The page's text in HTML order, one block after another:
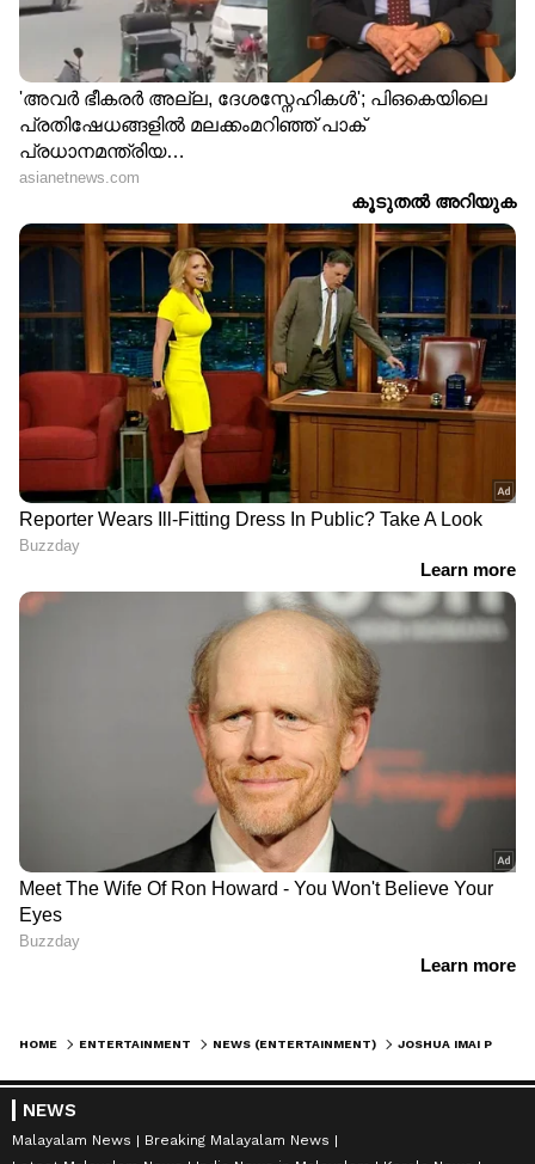
HOME ENTERTAINMENT NEWS (ENTERTAINMENT)
NEWS
Malayalam News
Breaking Malayalam News